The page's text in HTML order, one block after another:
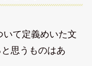
いて定義めいた文
思うものはあ